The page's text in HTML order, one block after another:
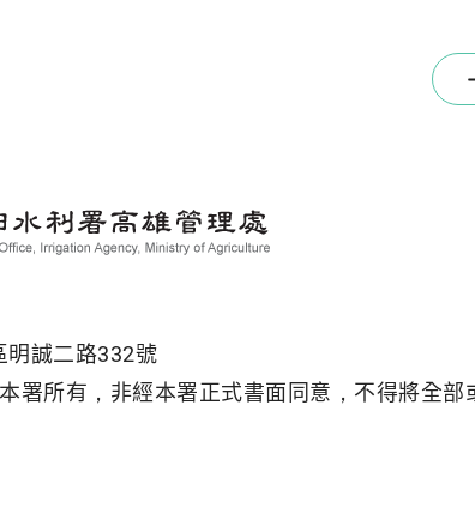
明誠二路332號
署所有，非經本署正式書面同意，不得將全